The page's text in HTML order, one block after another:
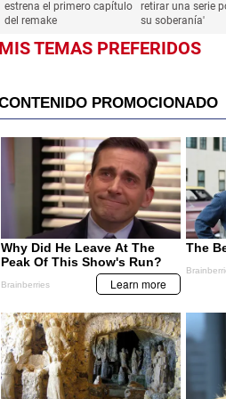
Gossip Girl: HBO Max
estrena el primero capítulo
del remake
Vietnam fuerza a
retirar una serie
su soberanía'
MIS TEMAS PREFERIDOS